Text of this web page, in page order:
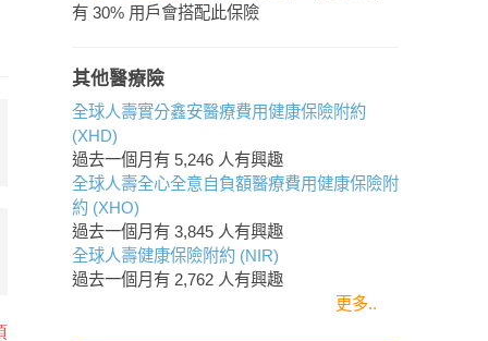
有 30% 用戶會搭配此保險
其他醫療險
全球人壽實分鑫安醫療費用健康保險附約
(XHD)
過去一個月有 5,246 人有興趣
全球人壽全心全意自負額醫療費用健康保險附
約 (XHO)
過去一個月有 3,845 人有興趣
全球人壽健康保險附約 (NIR)
過去一個月有 2,762 人有興趣
更多..